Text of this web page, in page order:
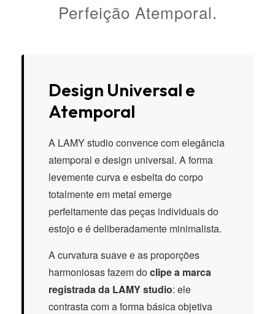
Perfeição Atemporal.
Design Universal e
Atemporal
A LAMY studio convence com elegância
atemporal e design universal. A forma
levemente curva e esbelta do corpo
totalmente em metal emerge
perfeitamente das peças individuais do
estojo e é deliberadamente minimalista.
A curvatura suave e as proporções
harmoniosas fazem doclipe a marca
registrada da LAMY studio: ele
contrasta com a forma básica objetiva